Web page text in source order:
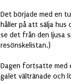
Det började med en
håller på att sälja
se det från den ljusa
resönskelistan.)
Dagen fortsatte med
galet vältränade och